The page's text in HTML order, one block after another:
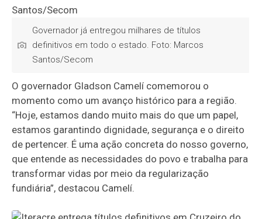
Governador já entregou milhares de títulos
definitivos em todo o estado. Foto: Marcos
Santos/Secom
O governador Gladson Camelí comemorou o
momento como um avanço histórico para a região.
“Hoje, estamos dando muito mais do que um papel,
estamos garantindo dignidade, segurança e o direito
de pertencer. É uma ação concreta do nosso governo,
que entende as necessidades do povo e trabalha para
transformar vidas por meio da regularização
fundiária”, destacou Camelí.